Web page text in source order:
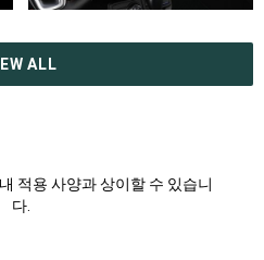
ALL
적용 사양과 상이할 수 있습니
다.